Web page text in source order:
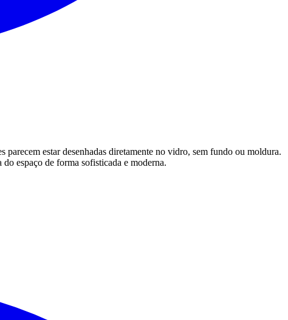
estar desenhadas diretamente no vidro, sem fundo ou moldura.
espaço de forma sofisticada e moderna.